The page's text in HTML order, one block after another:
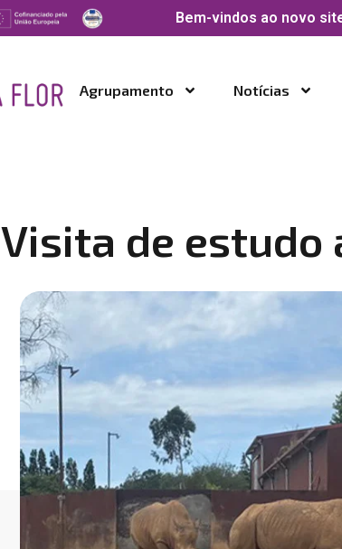
Bem-vindos ao novo
Agrupamento Notícias
Visita de estudo